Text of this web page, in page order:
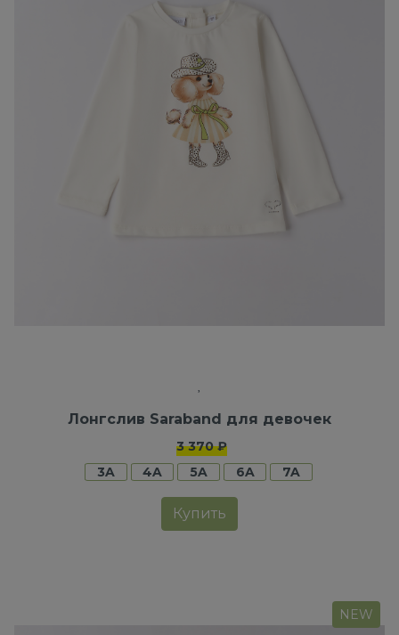
Лонгслив Saraband для девочек
3 370 ₽
3A
4A 5A 6A 7A
Купить
NEW